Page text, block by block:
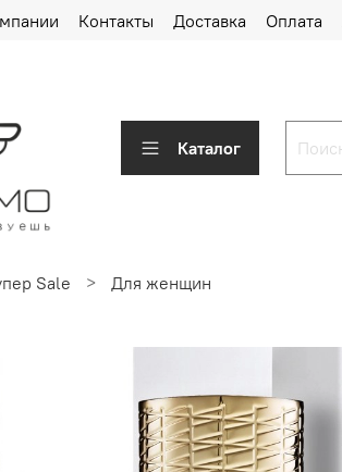
Контакты Доставка Оплата
Каталог
Sale Для женщин